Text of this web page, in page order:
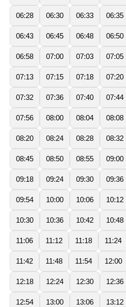
06:28 06:30 06:33 06:35
06:43 06:45 06:48 06:50
06:58 07:00 07:03 07:05
07:13 07:15 07:18 07:20
07:32 07:36 07:40 07:44
07:56 08:00 08:04 08:08
08:20 08:24 08:28 08:32
08:45 08:50 08:55 09:00
09:18 09:24 09:30 09:36
09:54 10:00 10:06 10:12
10:30 10:36 10:42 10:48
11:06 11:12 11:18 11:24
11:42 11:48 11:54 12:00
12:18 12:24 12:30 12:36
12:54 13:00 13:06 13:12